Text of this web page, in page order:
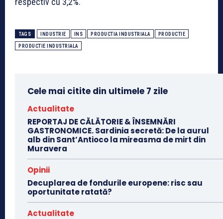
TAGS INDUSTRIE INS PRODUCTIA INDUSTRIALA PRODUCTIE
PRODUCTIE INDUSTRIALA
Cele mai citite din ultimele 7 zile
Actualitate
REPORTAJ DE CĂLĂTORIE & ÎNSEMNĂRI
GASTRONOMICE. Sardinia secretă: De la aurul
alb din Sant’Antioco la mireasma de mirt din
Muravera
Opinii
Decuplarea de fondurile europene: risc sau
oportunitate ratată?
Actualitate